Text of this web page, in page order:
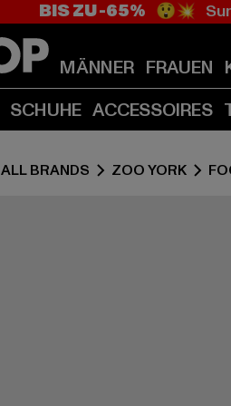
BIS ZU -65% 😲💥
MÄNNER FRAUEN
SCHUHE ACCESSOIRES
ALL BRANDS ZOO YORK